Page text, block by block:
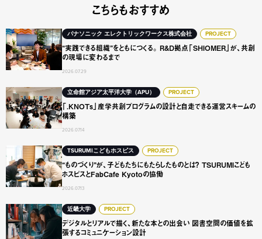
こちらもおすすめ
パナソニック エレクトリックワークス株式会社 PROJECT
“実践できる組織”をともにつくる。 R&D拠点「SHIOMER」が、共創
の現場に変わるまで
2026.07.29
“実践できる組織”をともにつくる。 R&D拠点「SHIOMER
立命館アジア太平洋大学（APU） PROJECT
「.KNOTs」産学共創プログラムの設計と自走できる運営スキームの
構築
2026.07.14
「.KNOTs」産学共創プログラムの設計と自走できる運営ス
TSURUMIこどもホスピス PROJECT
“ものづくり”が、子どもたちにもたらしたものとは？ TSURUMIこども
ホスピスとFabCafe Kyotoの協働
2026.07.13
“ものづくり”が、子どもたちにもたらしたものとは？
近畿大学 PROJECT
デジタルとリアルで描く、新たな本との出会い 図書空間の価値を拡
張するコミュニケーション設計
デジタルとリアルで描く、新たな本との出会い 図書空間の